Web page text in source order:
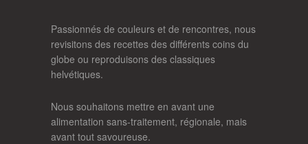
Passionnés de couleurs et de rencontres, nous
revisitons des recettes des différents coins du
globe ou reproduisons des classiques
helvétiques.
Nous souhaitons mettre en avant une
alimentation sans-traitement, régionale, mais
avant tout savoureuse.